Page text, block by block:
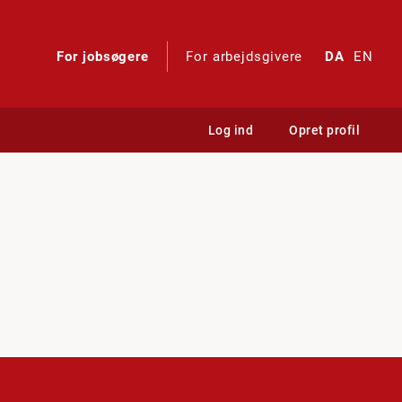
For jobsøgere For arbejdsgivere DA EN
Log ind Opret profil